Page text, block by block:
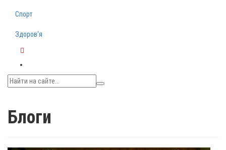
Спорт
Здоров‘я
Блоги